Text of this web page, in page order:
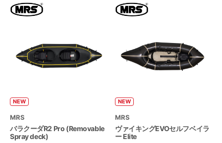
NEW
MRS
バラクーダR2 Pro (Removable
Spray deck)
NEW
MRS
ヴァイキングEVOセルフベイラ
ー Elite